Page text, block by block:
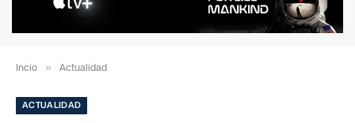
Incio » Actualidad
ACTUALIDAD